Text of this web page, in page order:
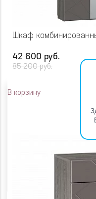
Шкаф
42 600 руб.
85 200 руб.
В корзину